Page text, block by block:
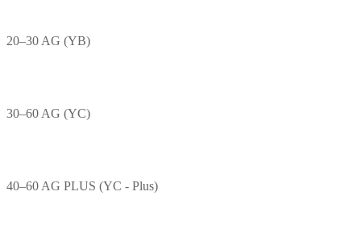
20–30 AG (YB)
30–60 AG (YC)
40–60 AG PLUS (YC - Plus)